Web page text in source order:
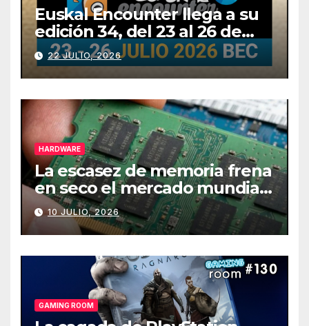
Euskal Encounter llega a su
edición 34, del 23 al 26 de
julio
22 JULIO, 2026
HARDWARE
La escasez de memoria frena
en seco el mercado mundial
de PCs
10 JULIO, 2026
GAMING ROOM